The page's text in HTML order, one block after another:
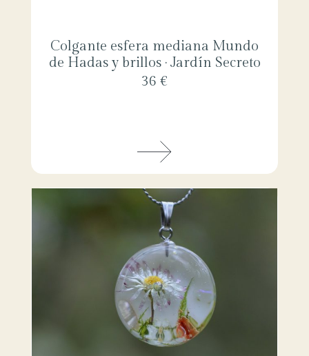
Colgante esfera mediana Mundo
de Hadas y brillos · Jardín Secreto
36 €